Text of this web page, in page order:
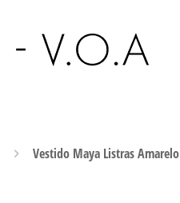
Vestido Maya Listras Amarelo